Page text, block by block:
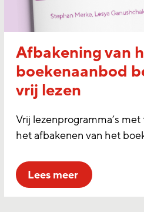
Afbakening van
boekenaanbod
vrij lezen
Vrij lezenprogramma’s
het afbakenen van het
lees meer